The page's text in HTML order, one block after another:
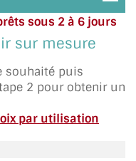
sous 2 à 6 jours
Besoin d'aide ?
au 06 79 92 33 38
sur mesure
souhaité puis
2 pour obtenir un
par utilisation